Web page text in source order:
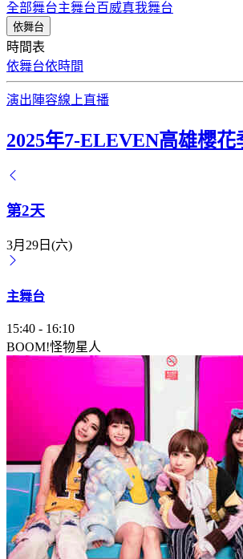
全部舞台主舞台百威真我舞台
依舞台
時間表
依舞台依時間
演出陣容線上直播
2025年7-ELEVEN高雄櫻花
第2天
3月29日(六)
主舞台
15:40 - 16:10
BOOM!怪物星人